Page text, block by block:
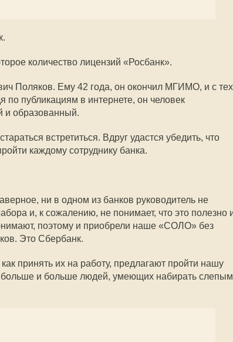
количество лицензий «Росбанк».
Поляков. Ему 42 года, он окончил МГИМО, и с тех
по публикациям в интернете, он человек
и образованный.
встретиться. Вдруг удастся убедить, что
каждому сотруднику банка.
ни в одном из банков руководитель не
и, к сожалению, не понимает, что это полезно
поэтому и приобрели наше «СОЛО» без
Это Сбербанк.
принять их на работу, предлагают пройти нашу
больше и больше людей, умеющих набирать слепым